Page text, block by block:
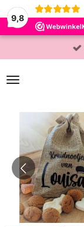
9,8